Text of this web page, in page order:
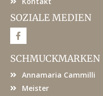
SOZIALE MEDIEN
F
a
e
b
o
SCHMUCKMARKEN
Annamaria Cammilli
Meister